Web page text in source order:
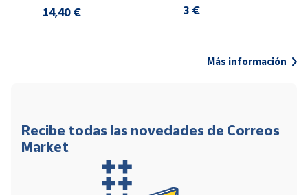
14,40 € 3 €
Más información
Recibe todas las novedades de Correos
Market